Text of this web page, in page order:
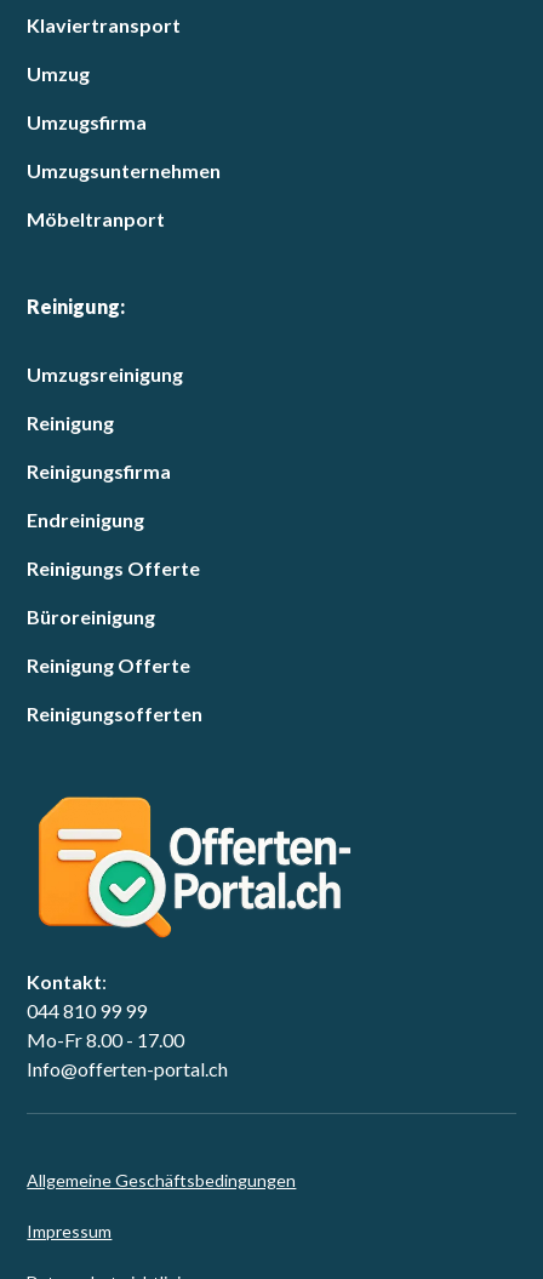
Klaviertransport
Umzug
Umzugsfirma
Umzugsunternehmen
Möbeltranport
Reinigung:
Umzugsreinigung
Reinigung
Reinigungsfirma
Endreinigung
Reinigungs Offerte
Büroreinigung
Reinigung Offerte
Reinigungsofferten
Kontakt:
044 810 99 99
Mo-Fr 8.00 - 17.00
Info@offerten-portal.ch
Allgemeine Geschäftsbedingungen
Impressum